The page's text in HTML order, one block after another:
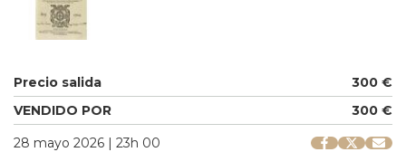
Precio salida
300 €
VENDIDO POR
300 €
28 mayo 2026 | 23h 00